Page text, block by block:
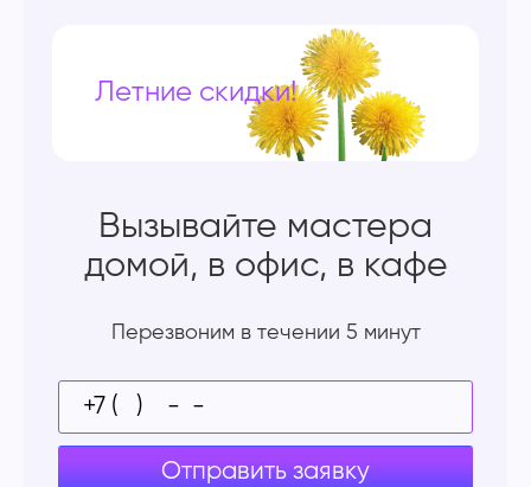
Летние скидки!
Вызывайте мастера
домой, в офис, в кафе
Перезвоним в течении 5 минут
Отправить заявку